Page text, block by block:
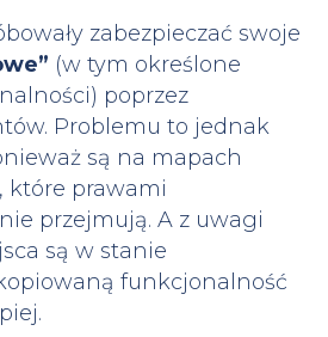
zabezpieczać swoje
(w tym określone
poprzez
Problemu to jednak
są na mapach
które prawami
przejmują. A z uwagi
są w stanie
funkcjonalność